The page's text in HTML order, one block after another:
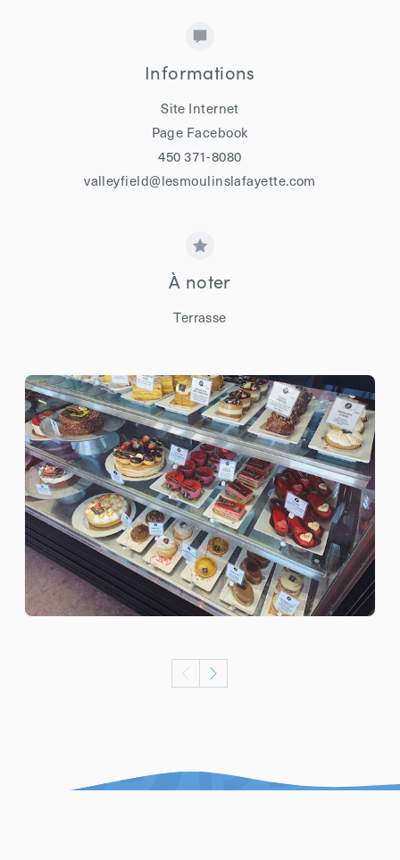
Informations
Site Internet
Page Facebook
450 371-8080
valleyfield@lesmoulinslafayette.com
À noter
Terrasse